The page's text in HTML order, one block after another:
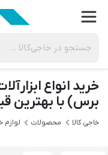
خرید انواع
برس) با بهترین
خاجی‌ کالا محصولات لوازم